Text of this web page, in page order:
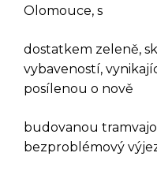
Olomouce, s
dostatkem zeleně,
vybaveností,
posílenou o nově
budovanou
bezproblémový